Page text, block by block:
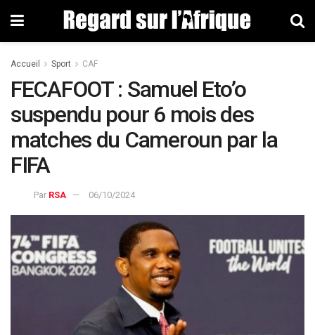
Accueil Sport CAF
FECAFOOT : Samuel Eto’o
suspendu pour 6 mois des
matches du Cameroun par la
FIFA
Par RSA 06/10/2024